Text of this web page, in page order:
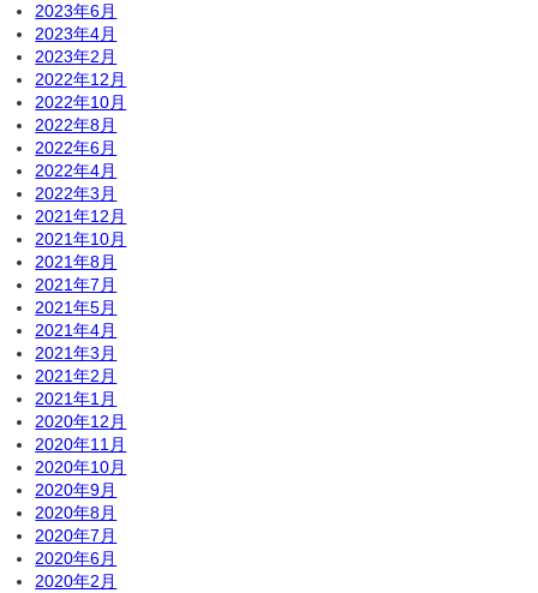
2023年6月
2023年4月
2023年2月
2022年12月
2022年10月
2022年8月
2022年6月
2022年4月
2022年3月
2021年12月
2021年10月
2021年8月
2021年7月
2021年5月
2021年4月
2021年3月
2021年2月
2021年1月
2020年12月
2020年11月
2020年10月
2020年9月
2020年8月
2020年7月
2020年6月
2020年2月